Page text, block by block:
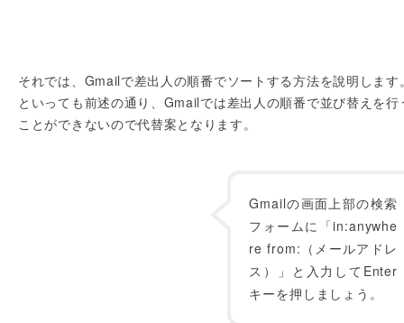
それでは、Gmailで差出人の順番でソートする方法を說明します
といっても前述の通り、Gmailでは差出人の順番で並び替えを行
ことができないので代替案となります。
Gmailの画面上部の検索
フォ ームに「in:anywhe
re from:（メールアドレ
ス）
」と入力してEnter
キーを押しましょう。